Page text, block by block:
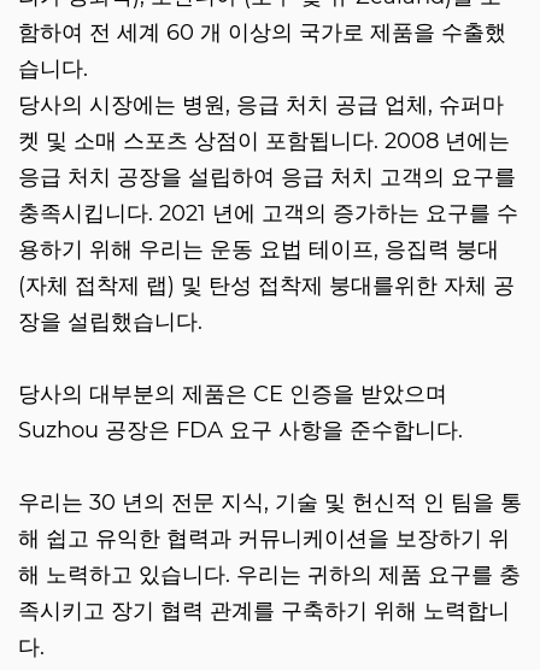
함하여 전 세계 60 개 이상의 국가로 제품을 수출했
습니다.
당사의 시장에는 병원, 응급 처치 공급 업체, 슈퍼마
켓 및 소매 스포츠 상점이 포함됩니다. 2008 년에는
응급 처치 공장을 설립하여 응급 처치 고객의 요구를
충족시킵니다. 2021 년에 고객의 증가하는 요구를 수
용하기 위해 우리는 운동 요법 테이프, 응집력 붕대
(자체 접착제 랩) 및 탄성 접착제 붕대를위한 자체 공
장을 설립했습니다.
당사의 대부분의 제품은 CE 인증을 받았으며
Suzhou 공장은 FDA 요구 사항을 준수합니다.
우리는 30 년의 전문 지식, 기술 및 헌신적 인 팀을 통
해 쉽고 유익한 협력과 커뮤니케이션을 보장하기 위
해 노력하고 있습니다. 우리는 귀하의 제품 요구를 충
족시키고 장기 협력 관계를 구축하기 위해 노력합니
다.